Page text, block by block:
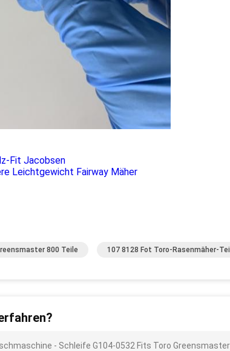
Fit Jacobsen
Leichtgewicht Fairway Mäher
800 Teile 107 8128 Fot Toro-Rasenmäher-
- Schleife G104-0532 Fits Toro